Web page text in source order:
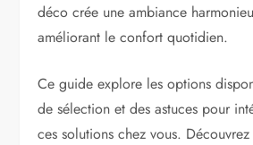
déco crée une ambiance
améliorant le confort quotidien.
Ce guide explore les options
de sélection et des astuces pour
ces solutions chez vous.